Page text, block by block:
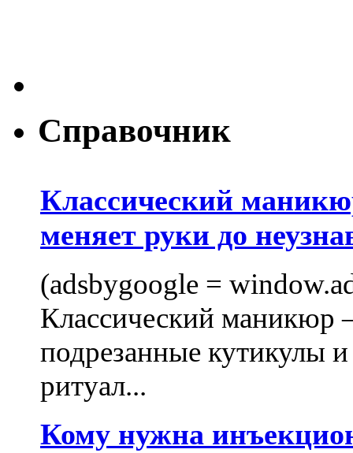
Справочник
Классический
меняет руки до
(adsbygoogle =
Классический маникюр
подрезанные кутикулы
ритуал...
Кому нужна